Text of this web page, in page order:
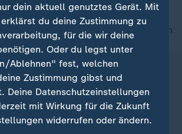
nach oben
dein aktuell genutztes Gerät. Mit
du deine Zustimmung zu
für die wir deine
Oder du legst unter
Ablehnen" fest, welchen
Zustimmung gibst und
Deine Datenschutzeinstellungen
mit Wirkung für die Zukunft
widerrufen oder ändern.